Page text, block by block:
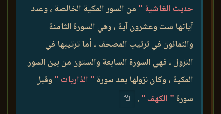
حديث الغاشية " من السور المكية الخالصة ، وعدد
آياتها ست وعشرون آية ، وهي السورة الثامنة
والثمانون في ترتيب المصحف ، أما ترتيبها في
النزول ، فهي السورة السابعة والستون من بين السور
المكية ، وكان نزولها بعد سورة " الذاريات "وقبل
سورة " الكهف ".